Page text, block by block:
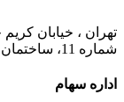
تهران ، خیابان
شماره 11، ساختمان شهید بهمن محمودپور
اداره سهام